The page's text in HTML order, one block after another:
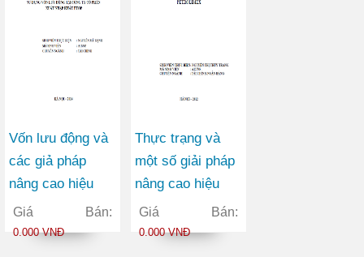
Vốn lưu động và
các giả pháp
nâng cao hiệu
quả sử dụng vốn
lưu động tại Công
Giá Bán:
0.000 VNĐ
Thực trạng và
một số giải pháp
nâng cao hiệu
quả marketing
cho sản phẩm
Giá Bán:
0.000 VNĐ